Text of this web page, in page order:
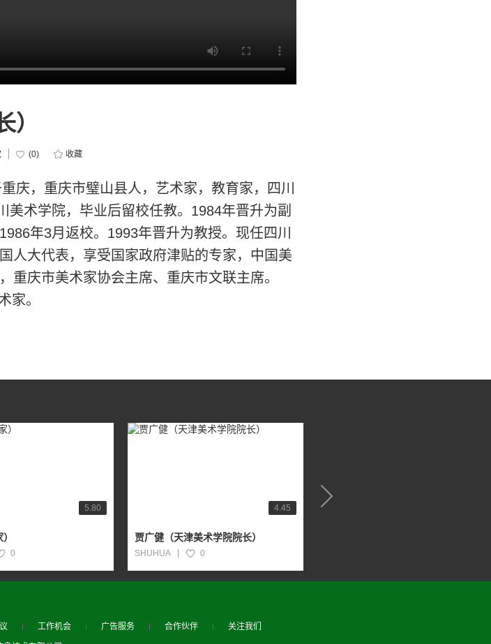
(0) 收藏
庆，重庆市璧山县人，艺术家，教育家，四川
术学院，毕业后留校任教。1984年晋升为副
年3月返校。1993年晋升为教授。现任四川
人大代表，享受国家政府津贴的专家，中国美
重庆市美术家协会主席、重庆市文联主席。
家。
5.80
0
4.45
贾广健（天津美术学院院长）
SHUHUA 0
工作机会 广告服务 合作伙伴 关注我们